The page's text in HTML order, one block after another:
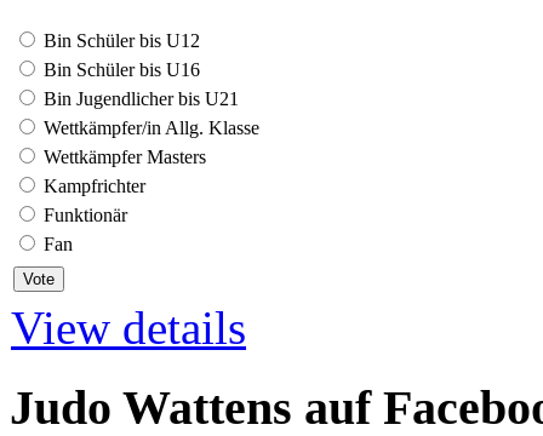
Bin Schüler bis U12
Bin Schüler bis U16
Bin Jugendlicher bis U21
Wettkämpfer/in Allg. Klasse
Wettkämpfer Masters
Kampfrichter
Funktionär
Fan
View details
Judo Wattens auf